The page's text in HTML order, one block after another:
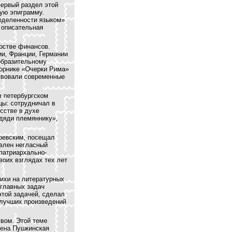
раздел этой
эпиграмму.
языком»
финансов.
Франции, Германии
«Очерки Рима»
современные
сотрудничал в
в духе
племяннику»,
посещал
негласный
взглядах тех лет
на литературных
задач
задачей, сделал
произведений
Этой теме
Пушкинская